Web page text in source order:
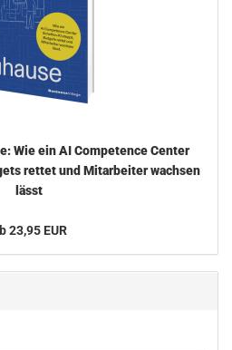
Wie ein AI Com­pe­tence Cen­ter
ret­tet und Mit­ar­bei­ter wach­sen
lässt
23,95 EUR